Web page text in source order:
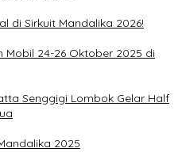
di Sirkuit Mandalika 2026!
24-26 Oktober 2025 di
Senggigi Lombok Gelar Half
2025